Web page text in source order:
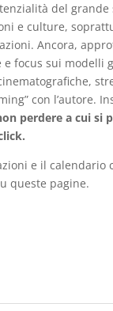
del grande
e culture,
Ancora,
focus sui modelli
con l’autore.
perdere a cui si
e il calendario
queste pagine.